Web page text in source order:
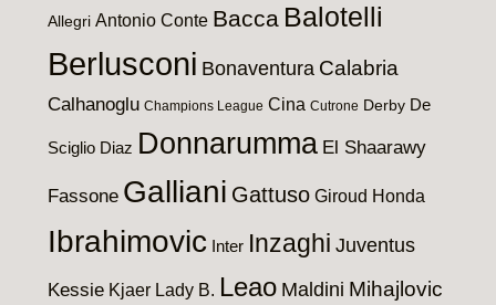
Allegri Antonio Conte Bacca Balotelli
Berlusconi Bonaventura Calabria
Calhanoglu Champions League Cina Cutrone Derby De
Sciglio Diaz Donnarumma El Shaarawy
Fassone Galliani Gattuso Giroud Honda
Ibrahimovic Inter Inzaghi Juventus
Kessie Kjaer Lady B. Leao Maldini Mihajlovic